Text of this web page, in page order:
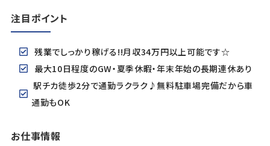
注目ポイント
残業でしっかり稼げる!!月収34万円以上可能です☆
最大10日程度のGW・夏季休暇・年末年始の長期連休あり
駅チカ徒歩2分で通勤ラクラク♪無料駐車場完備だから車
通勤もOK
お仕事情報